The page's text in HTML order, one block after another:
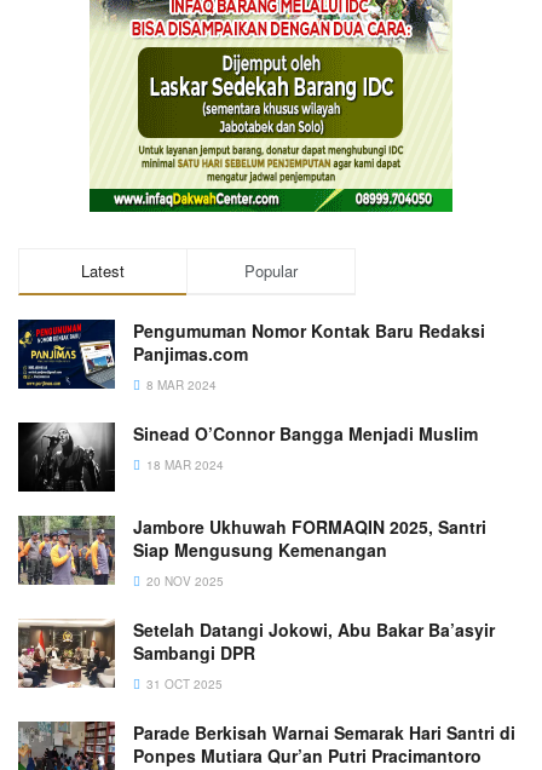
Latest Popular
Pengumuman Nomor Kontak Baru Redaksi
Panjimas.com
8 MAR 2024
Sinead O’Connor Bangga Menjadi Muslim
18 MAR 2024
Jambore Ukhuwah FORMAQIN 2025, Santri
Siap Mengusung Kemenangan
20 NOV 2025
Setelah Datangi Jokowi, Abu Bakar Ba’asyir
Sambangi DPR
31 OCT 2025
Parade Berkisah Warnai Semarak Hari Santri di
Ponpes Mutiara Qur’an Putri Pracimantoro